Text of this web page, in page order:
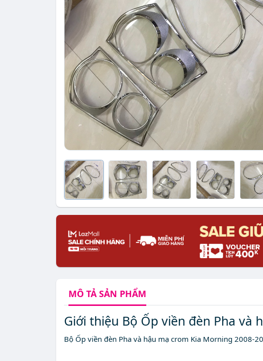
MÔ TẢSẢN PHẨM
Giới thiệu Bộ Ốp viền đèn Pha và
Bộ Ốp viền đèn Pha và hậu mạ crom Kia Morning 2008-